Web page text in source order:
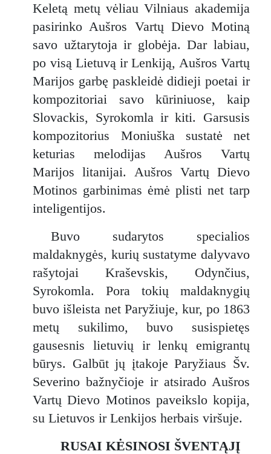
Keletą metų vėliau Vilniaus akademija
pasirinko Aušros Vartų Dievo Motiną
savo užtarytoja ir globėja. Dar labiau,
po visą Lietuvą ir Lenkiją, Aušros Vartų
Marijos garbę paskleidė didieji poetai ir
kompozitoriai savo kūriniuose, kaip
Slovackis, Syrokomla ir kiti. Garsusis
kompozitorius Moniuška sustatė net
keturias melodijas Aušros Vartų
Marijos litanijai. Aušros Vartų Dievo
Motinos garbinimas ėmė plisti net tarp
inteligentijos.
Buvo sudarytos specialios
maldaknygės, kurių sustatyme dalyvavo
rašytojai Kraševskis, Odynčius,
Syrokomla. Pora tokių maldaknygių
buvo išleista net Paryžiuje, kur, po 1863
metų sukilimo, buvo susispietęs
gausesnis lietuvių ir lenkų emigrantų
būrys. Galbūt jų įtakoje Paryžiaus Šv.
Severino bažnyčioje ir atsirado Aušros
Vartų Dievo Motinos paveikslo kopija,
su Lietuvos ir Lenkijos herbais viršuje.
RUSAI KĖSINOSI ŠVENTĄJĮ